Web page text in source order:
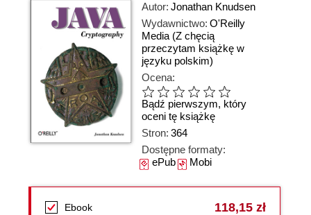
Autor: Jonathan Knudsen
Wydawnictwo: O'Reilly
Media (Z chęcią
przeczytam książkę w
języku polskim)
Ocena:
Bądź pierwszym, który
oceni tę książkę
Stron: 364
Dostępne formaty:
ePubMobi
Ebook 118,15 zł